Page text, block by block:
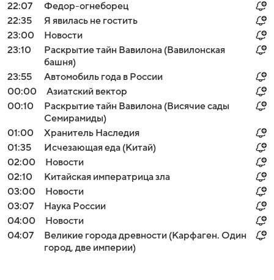
22:07
Федор-огнеборец
22:35
Я явилась не гостить
23:00
Новости
23:10
Раскрытие тайн Вавилона (Вавилонская
башня)
23:55
Автомобиль года в России
00:00
Азиатский вектор
00:10
Раскрытие тайн Вавилона (Висячие сады
Семирамиды)
01:00
Хранитель Наследия
01:35
Исчезающая еда (Китай)
02:00
Новости
02:10
Китайская императрица зла
03:00
Новости
03:07
Наука России
04:00
Новости
04:07
Великие города древности (Карфаген. Один
город, две империи)